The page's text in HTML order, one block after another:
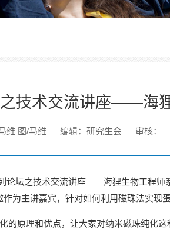
之技术交流讲座——海
维 图/马维 编辑：研究生会 审核：
论坛之技术交流讲座——海狸生物工程
为主讲嘉宾，针对如何利用磁珠法实现
的原理和优点，让大家对纳米磁珠纯化